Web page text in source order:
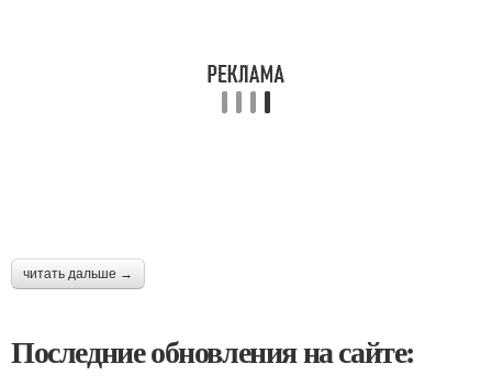
читать дальше →
Последние обновления на сайте: